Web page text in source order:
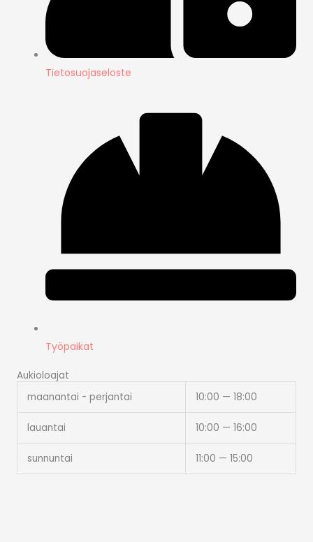
Tietosuojaseloste
Työpaikat
Aukioloajat
maanantai - perjantai
10:00 — 18:00
lauantai 10:00 — 16:00
sunnuntai 11:00 — 15:00